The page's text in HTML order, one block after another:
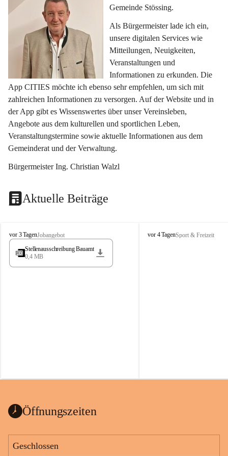
Gemeinde Stössing.
Als Bürgermeister lade ich ein,
unsere digitalen Services wie
Mitteilungen, Neuigkeiten,
Veranstaltungen und
Informationen zu erkunden. Die
App CITIES möchte ich ebenso sehr empfehlen, um sich mit
zahlreichen Informationen zu versorgen. Auf der Website und in
der App gibt es Wissenswertes über unser Vereinsleben,
Angebote aus dem kulturellen und sportlichen Leben,
Veranstaltungstermine sowie aktuelle Informationen aus dem
Gemeinderat und der Verwaltung.
Bürgermeister Ing. Christian Walzl
Aktuelle Beiträge
S
t
s
vor 3 TagenJobangebot
Stellenausschreibung Bauamt
0,4 MB
S
vor 4 TagenSport & Freizeit
Öffnungszeiten
Geschlossen